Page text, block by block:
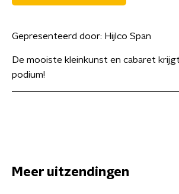
Gepresenteerd door: Hijlco Span
De mooiste kleinkunst en cabaret
podium!
Meer uitzendingen